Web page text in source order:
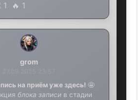
1 🔥 1
grom
на приём уже здесь! 🤩
блока записи в стадии